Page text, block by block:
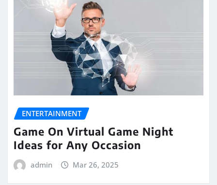
ENTERTAINMENT
Game On Virtual Game Night
Ideas for Any Occasion
admin Mar 26, 2025